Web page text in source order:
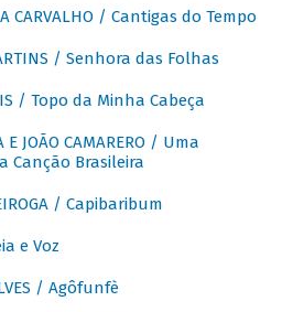
CARVALHO / Cantigas do Tempo
/ Senhora das Folhas
/ Topo da Minha Cabeça
E JOÃO CAMARERO / Uma
Canção Brasileira
/ Capibaribum
e Voz
/ Agôfunfè